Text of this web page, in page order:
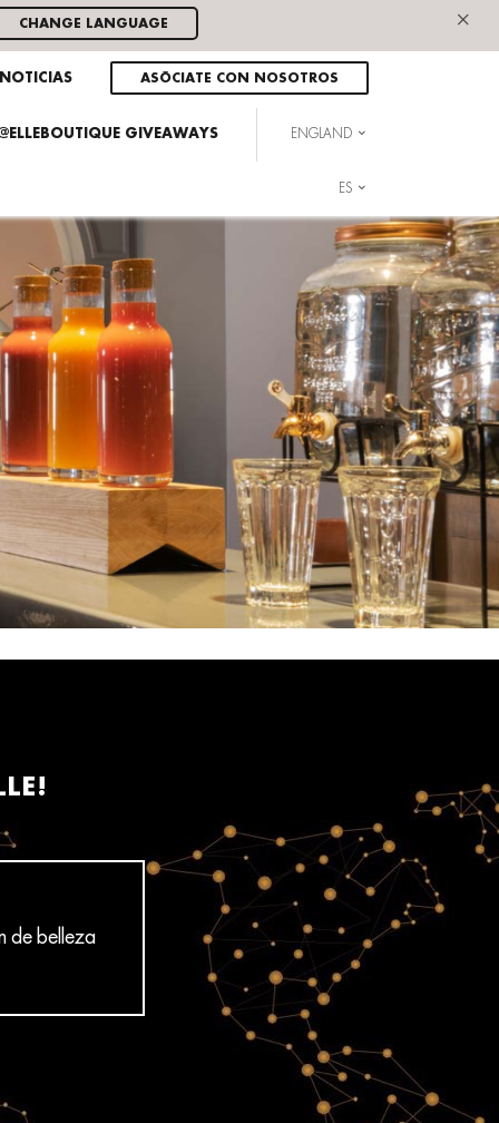
CHANGE LANGUAGE ×
NOTICIAS ASÓCIATE CON NOSOTROS
GIVEAWAYS ENGLAND
ES
de belleza